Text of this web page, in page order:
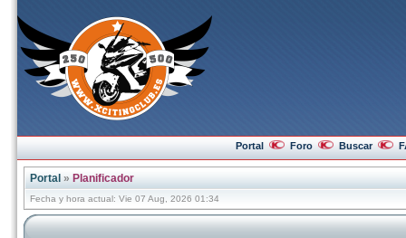
Portal Foro Buscar
Portal » Planificador
Fecha y hora actual: Vie 07 Aug, 2026 01:34